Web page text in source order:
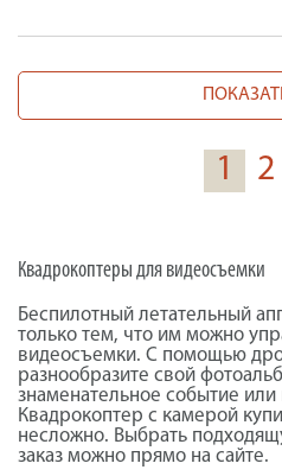
1 2
Квадрокоптеры для видеосъемки
Беспилотный летательный
только тем, что им можно
видеосъемки. С помощью
разнообразите свой
знаменательное событие или
Квадрокоптер с камерой
несложно. Выбрать
заказ можно прямо на сайте.